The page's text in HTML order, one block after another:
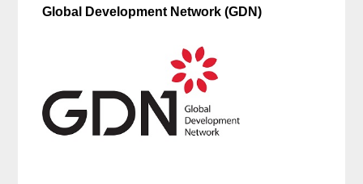
Global Development Network (GDN)